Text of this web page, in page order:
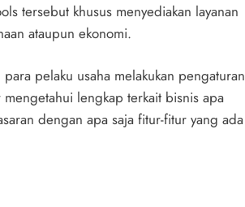
tersebut khusus menyediakan layanan
ataupun ekonomi.
pelaku usaha melakukan pengaturan
lengkap terkait bisnis apa
dengan apa saja fitur-fitur yang ada